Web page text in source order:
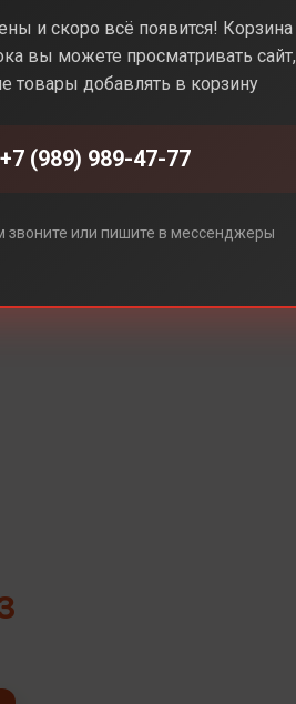
и скоро всё появится! Корзина
вы можете просматривать сайт,
товары добавлять в корзину
+7 (989) 989-47-77
звоните или пишите в мессенджеры